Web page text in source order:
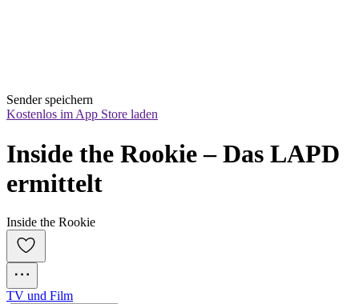
Sender speichern
Kostenlos im App Store laden
Inside the Rookie – Das LAPD
ermittelt
Inside the Rookie
TV und Film